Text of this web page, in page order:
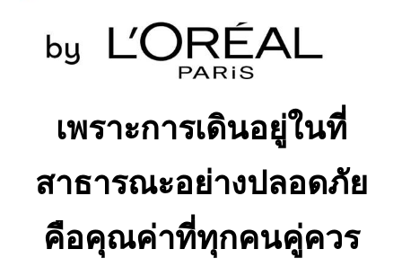
เพราะการเดินอยู่ในที่
สาธารณะอย่างปลอดภัย
คือคุณค่าที่ทุกคนคู่ควร